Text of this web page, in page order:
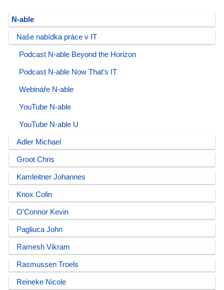
N-able
Naše nabídka práce v IT
Podcast N-able Beyond the Horizon
Podcast N-able Now That’s IT
Webináře N-able
YouTube N-able
YouTube N-able U
Adler Michael
Groot Chris
Kamleitner Johannes
Knox Colin
O’Connor Kevin
Pagliuca John
Ramesh Vikram
Rasmussen Troels
Reineke Nicole